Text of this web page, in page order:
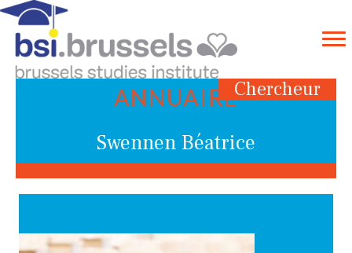
Chercheur
ANNUAIRE
Swennen Béatrice